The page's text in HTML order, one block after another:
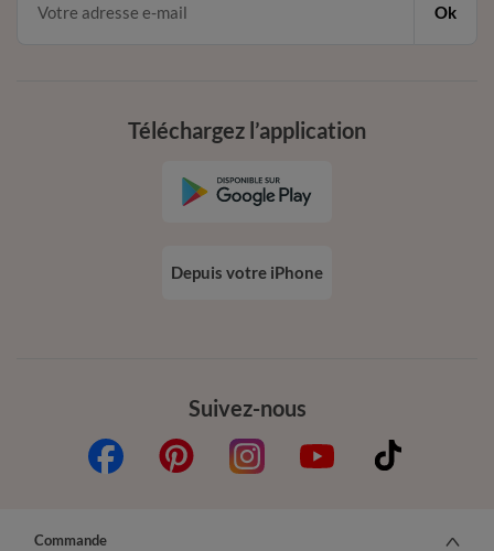
Ok
Suivez-nous
Téléchargez l’application
Depuis votre iPhone
Commande